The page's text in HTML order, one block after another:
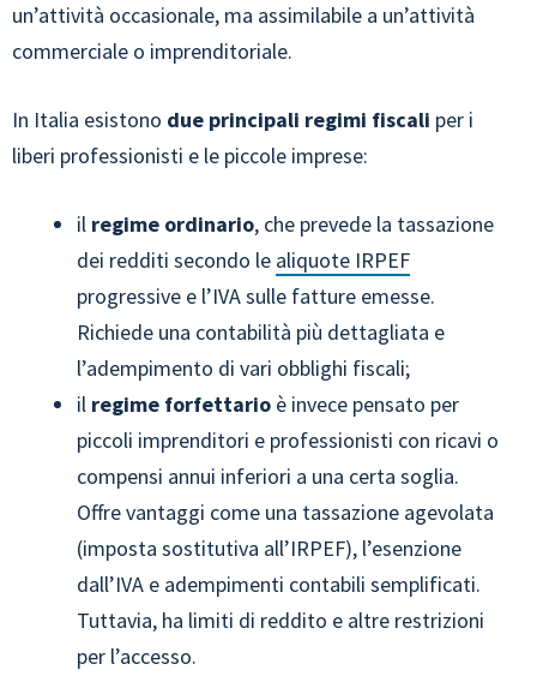
un’attività occasionale, ma assimilabile a un’attività
commerciale o imprenditoriale​​.
In Italia esistono due principali regimi fiscali per i
liberi professionisti e le piccole imprese:
il regime ordinario, che prevede la tassazione
dei redditi secondo le aliquote IRPEF
progressive e l’IVA sulle fatture emesse.
Richiede una contabilità più dettagliata e
l’adempimento di vari obblighi fiscali;
il regime forfettario è invece pensato per
piccoli imprenditori e professionisti con ricavi o
compensi annui inferiori a una certa soglia.
Offre vantaggi come una tassazione agevolata
(imposta sostitutiva all’IRPEF), l’esenzione
dall’IVA e adempimenti contabili semplificati.
Tuttavia, ha limiti di reddito e altre restrizioni
per l’accesso.